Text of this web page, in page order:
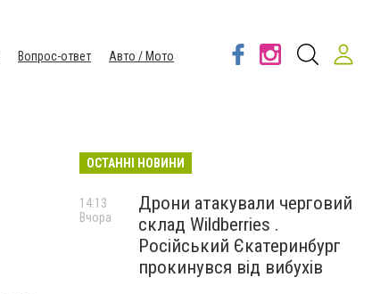
Вопрос-ответ
Авто / Мото
ОСТАННІ НОВИНИ
Дрони атакували черговий
склад Wildberries .
Російський Єкатеринбург
прокинувся від вибухів
14:13
Вчора